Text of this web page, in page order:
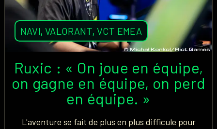
NAVI,VALORANT,VCT EMEA
Ruxic : « On joue en équipe,
on gagne en équipe, on perd
en équipe. »
L'aventure se fait de plus en plus difficule pour